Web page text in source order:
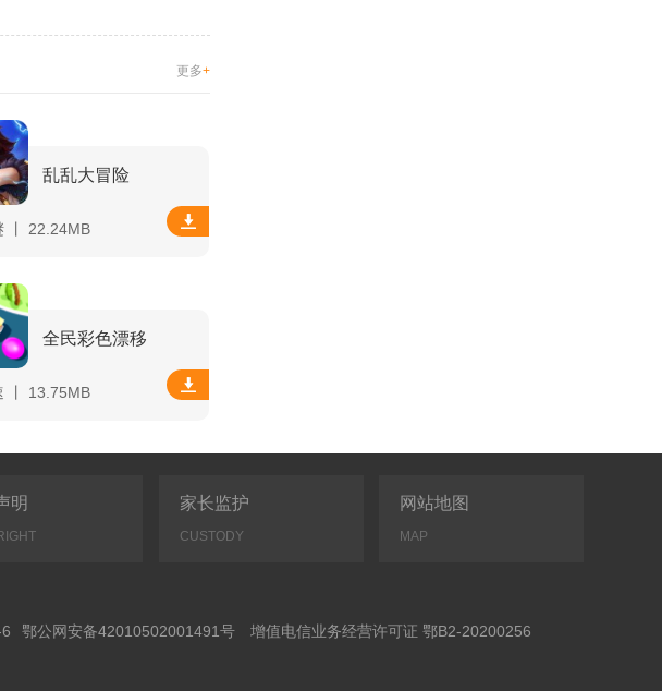
更多+
乱乱大冒险
丨 22.24MB
全民彩色漂移
丨 13.75MB
明 家长监护
CUSTODY
网站地图
MAP
鄂公网安备42010502001491号 增值电信业务经营许可证 鄂B2-20200256